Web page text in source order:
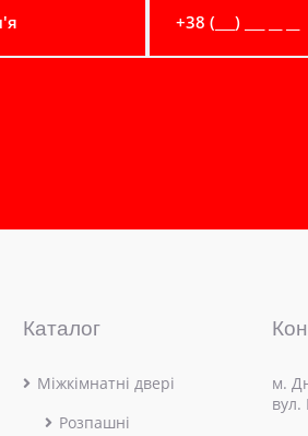
Каталог
Міжкімнатні двері
Розпашні
м.
вул.